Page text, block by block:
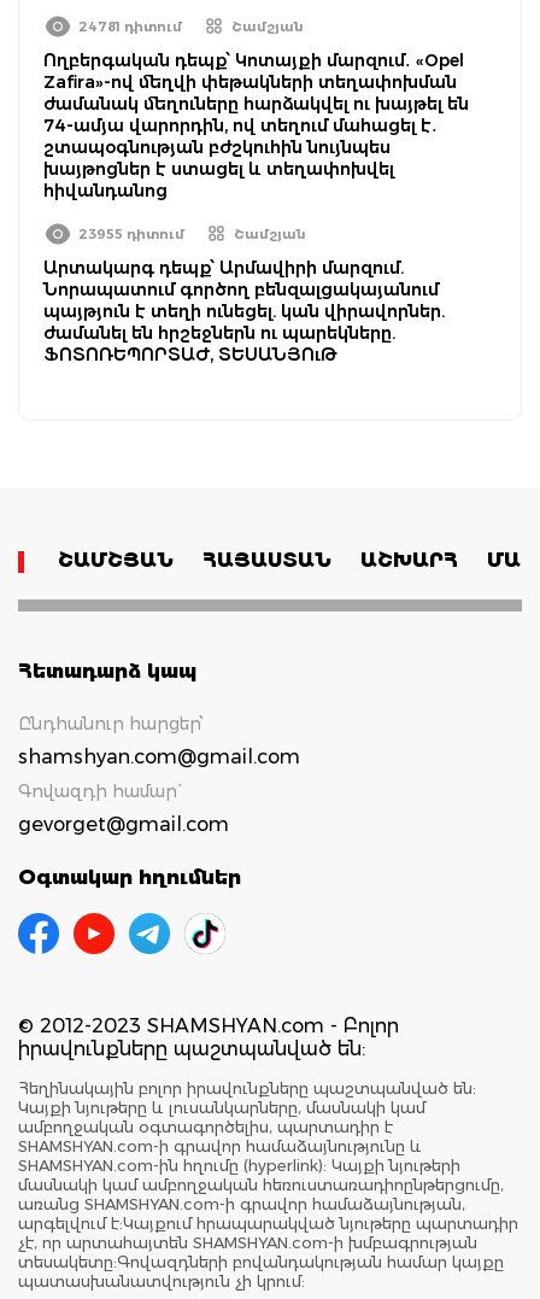
24781 դիտում Շամշյան
Ողբերգական դեպք՝ Կոտայքի մարզում․ «Opel
Zafira»-ով մեղվի փեթակների տեղափոխման
ժամանակ մեղուները հարձակվել ու խայթել են
74-ամյա վարորդին, ով տեղում մահացել է․
շտապօգնության բժշկուհին նույնպես
խայթոցներ է ստացել և տեղափոխվել
հիվանդանոց
23955 դիտում Շամշյան
Արտակարգ դեպք՝ Արմավիրի մարզում.
Նորապատում գործող բենզալցակայանում
պայթյուն է տեղի ունեցել. կան վիրավորներ.
ժամանել են հրշեջներն ու պարեկները.
ՖՈՏՈՌԵՊՈՐՏԱԺ, ՏԵՍԱՆՅՈւԹ
ՇԱՄՇՅԱՆ ՀԱՅԱՍՏԱՆ ԱՇԽԱՐՀ
Հետադարձ կապ
Ընդհանուր հարցեր՝
shamshyan.com@gmail.com
Գովազդի համար`
gevorget@gmail.com
Օգտակար հղումներ
© 2012-2023 SHAMSHYAN.com - Բոլոր
իրավունքները պաշտպանված են:
Հեղինակային բոլոր իրավունքները պաշտպանված են:
Կայքի նյութերը և լուսանկարները, մասնակի կամ
ամբողջական օգտագործելիս, պարտադիր է
SHAMSHYAN.com-ի գրավոր համաձայնությունը և
SHAMSHYAN.com-ին հղումը (hyperlink): Կայքի նյութերի
մասնակի կամ ամբողջական հեռուստառադիոընթերցումը,
առանց SHAMSHYAN.com-ի գրավոր համաձայնության,
արգելվում է:Կայքում հրապարակված նյութերը պարտադիր
չէ, որ արտահայտեն SHAMSHYAN.com-ի խմբագրության
տեսակետը:Գովազդների բովանդակության համար կայքը
պատասխանատվություն չի կրում: